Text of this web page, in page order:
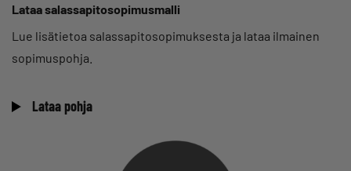
Lataa salassapitosopimusmalli
Lue lisätietoa salassapitosopimuksesta ja lataa ilmainen
sopimuspohja.
Lataa pohja